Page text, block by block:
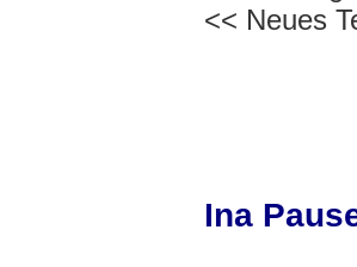
<< Neues
Ina